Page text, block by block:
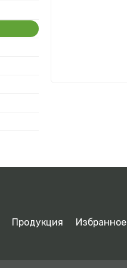
Продукция Избранное